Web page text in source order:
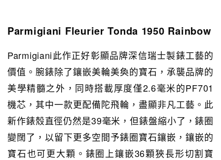
Parmigiani Fleurier Tonda 1950 Rainbow
Parmigiani此作正好彰顯品牌深信瑞士製錶工藝的
價值。腕錶除了鑲嵌美輪美奐的寶石，承襲品牌的
美學精髓之外，同時搭載厚度僅2.6毫米的PF701
機芯，其中一款更配備陀飛輪，盡顯非凡工藝。此
新作錶殼直徑仍然是39毫米，但錶盤縮小了，錶圈
變闊了，以留下更多空間予錶圈寶石鑲嵌，鑲嵌的
寶石也可更大顆。錶圈上鑲嵌36顆狹長形切割寶